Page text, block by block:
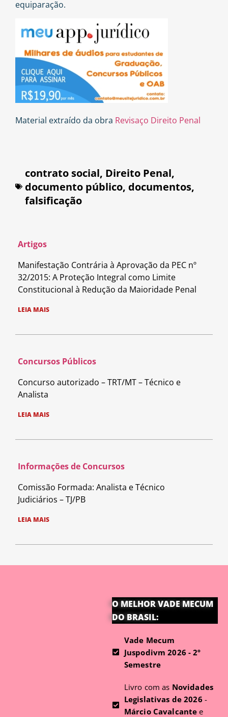
equiparação.
Material extraído da obra Revisaço Direito Penal
contrato social, Direito Penal,
documento público, documentos,
falsificação
Artigos
Manifestação Contrária à Aprovação da PEC nº
32/2015: A Proteção Integral como Limite
Constitucional à Redução da Maioridade Penal
LEIA MAIS
Concursos Públicos
Concurso autorizado – TRT/MT – Técnico e
Analista
LEIA MAIS
Informações de Concursos
Comissão Formada: Analista e Técnico
Judiciários – TJ/PB
LEIA MAIS
O MELHOR VADE MECUM
DO BRASIL:
Vade Mecum
Juspodivm 2026 - 2º
Semestre
Livro com as Novidades
Legislativas de 2026 -
Márcio Cavalcante e